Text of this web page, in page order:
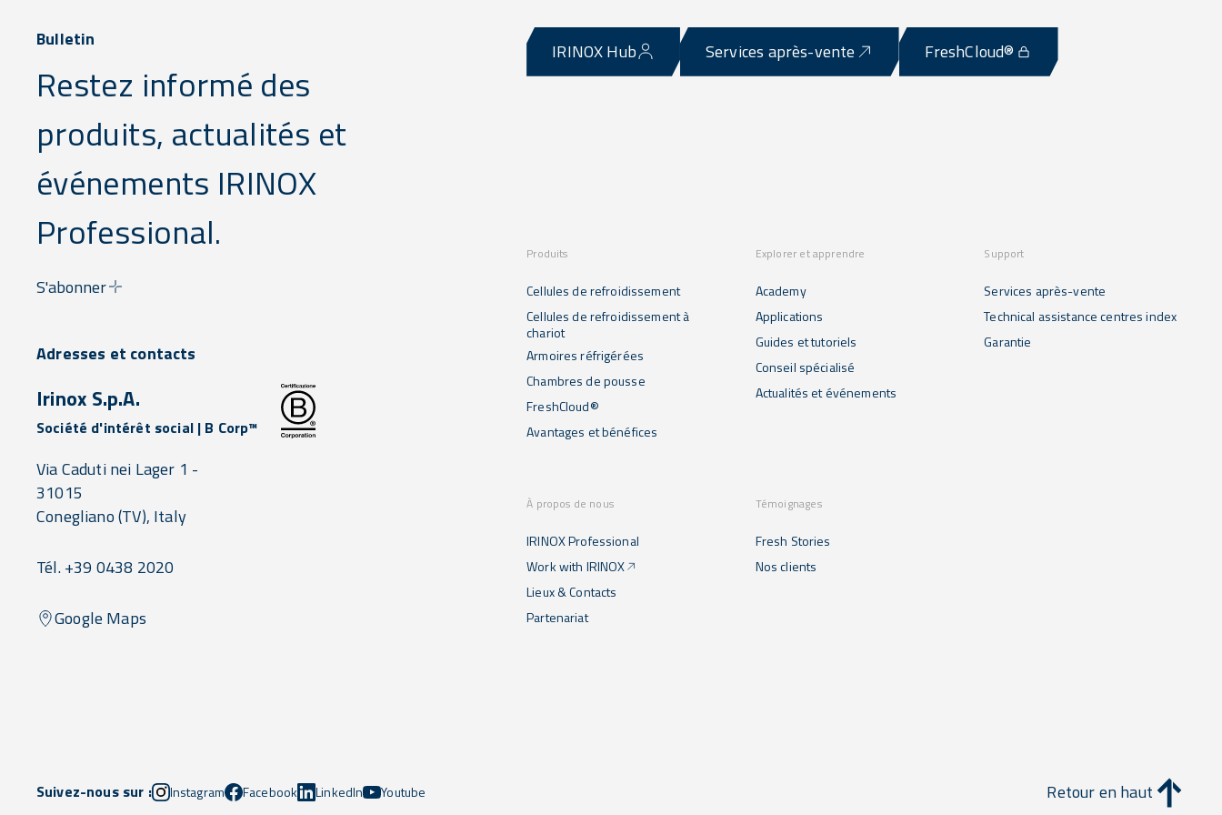
Bulletin
Restez informé des
produits, actualités et
événements IRINOX
Professional.
S'abonner
IRINOX Hub Services après-vente FreshCloud®
Produits
Cellules de refroidissement
Cellules de refroidissement à
chariot
Armoires réfrigérées
Chambres de pousse
FreshCloud®
Avantages et bénéfices
Explorer et apprendre
Academy
Applications
Guides et tutoriels
Conseil spécialisé
Actualités et événements
Support
Services après-vente
Technical assistance centres index
Garantie
À propos de nous
IRINOX Professional
Work with IRINOX
Lieux & Contacts
Partenariat
Témoignages
Fresh Stories
Nos clients
Adresses et contacts
Irinox S.p.A.
Société d'intérêt social | B Corp™
Via Caduti nei Lager 1 -
31015
Conegliano(TV), Italy
Tél. +39 0438 2020
Google Maps
Suivez-nous sur : Instagram Facebook LinkedIn Youtube Retour en haut